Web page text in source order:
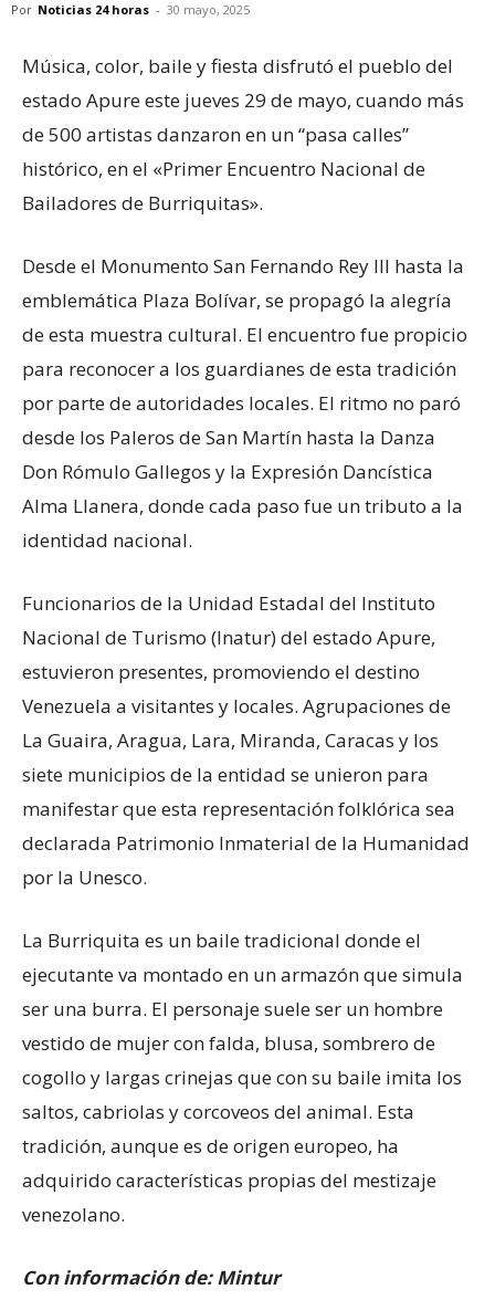
Por Noticias 24 horas - 30 mayo, 2025
Música, color, baile y fiesta disfrutó el pueblo del
estado Apure este jueves 29 de mayo, cuando más
de 500 artistas danzaron en un “pasa calles”
histórico, en el «Primer Encuentro Nacional de
Bailadores de Burriquitas».
Desde el Monumento San Fernando Rey III hasta la
emblemática Plaza Bolívar, se propagó la alegría
de esta muestra cultural. El encuentro fue propicio
para reconocer a los guardianes de esta tradición
por parte de autoridades locales. El ritmo no paró
desde los Paleros de San Martín hasta la Danza
Don Rómulo Gallegos y la Expresión Dancística
Alma Llanera, donde cada paso fue un tributo a la
identidad nacional.
Funcionarios de la Unidad Estadal del Instituto
Nacional de Turismo (Inatur) del estado Apure,
estuvieron presentes, promoviendo el destino
Venezuela a visitantes y locales. Agrupaciones de
La Guaira, Aragua, Lara, Miranda, Caracas y los
siete municipios de la entidad se unieron para
manifestar que esta representación folklórica sea
declarada Patrimonio Inmaterial de la Humanidad
por la Unesco.
La Burriquita es un baile tradicional donde el
ejecutante va montado en un armazón que simula
ser una burra. El personaje suele ser un hombre
vestido de mujer con falda, blusa, sombrero de
cogollo y largas crinejas que con su baile imita los
saltos, cabriolas y corcoveos del animal. Esta
tradición, aunque es de origen europeo, ha
adquirido características propias del mestizaje
venezolano.
Con información de: Mintur